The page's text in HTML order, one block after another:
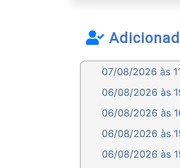
07/08/2026 às
06/08/2026 às
06/08/2026 às
06/08/2026 às
06/08/2026 às